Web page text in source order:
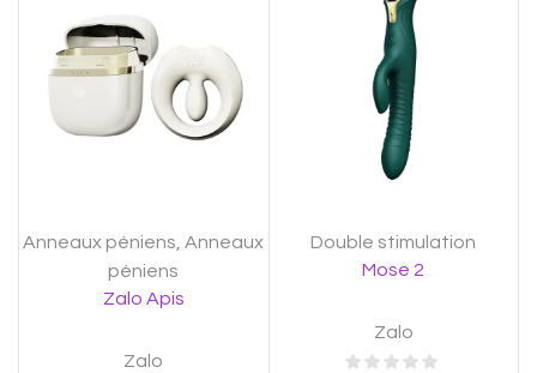
Anneaux péniens,Anneaux
péniens
Zalo Apis
Zalo
Double stimulation
Mose 2
Zalo